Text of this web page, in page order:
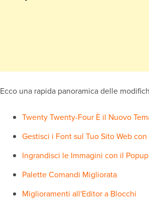
Ecco una rapida panoramica delle
Twenty Twenty-Four È il Nuovo
Gestisci i Font sul Tuo Sito Web
Ingrandisci le Immagini con il
Palette Comandi Migliorata
Miglioramenti all'Editor a Blocchi